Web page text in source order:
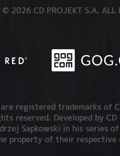
© 2026 CD PROJEKT S.A. ALL
registered trademarks of
reserved. Developed by CD
Sapkowski in his series
property of their respective